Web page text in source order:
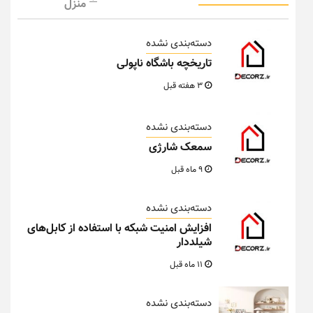
منزل
دسته‌بندی نشده
تاریخچه باشگاه ناپولی
دسته‌بندی نشده
سمعک شارژی
دسته‌بندی نشده
افزایش امنیت شبکه با استفاده از کابل‌های
شیلددار
دسته‌بندی نشده